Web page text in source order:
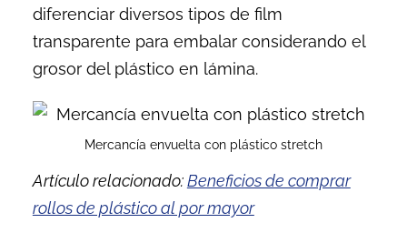
diferenciar diversos tipos de film
transparente para embalarconsiderando el
grosor del plástico en lámina.
Mercancía envuelta con plástico stretch
Artículo relacionado:Beneficios de comprar
rollos de plástico al por mayor